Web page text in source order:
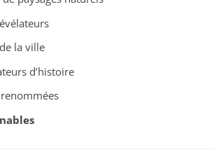
la ville
d’histoire